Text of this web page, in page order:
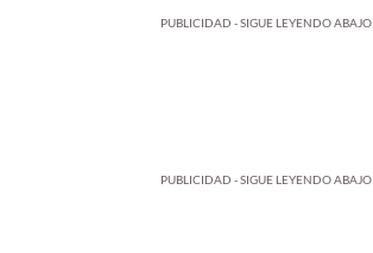
PUBLICIDAD - SIGUE LEYENDO ABAJO
PUBLICIDAD - SIGUE LEYENDO ABAJO